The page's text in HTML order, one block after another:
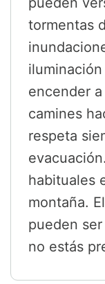
tormentas
encender
camines
respeta
habituales
montaña.
pueden
no estás